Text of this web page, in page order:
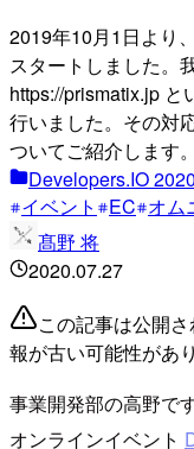
2019年10月1日より
スタートしました。
https://prismatix.jp
行いました。その対
ついてご紹介します。
Developers.IO
イベント
EC オム
髙野 将
2020.07.27
この記事は公開
報が古い可能性があ
事業開発部の高野で
オンラインイベント